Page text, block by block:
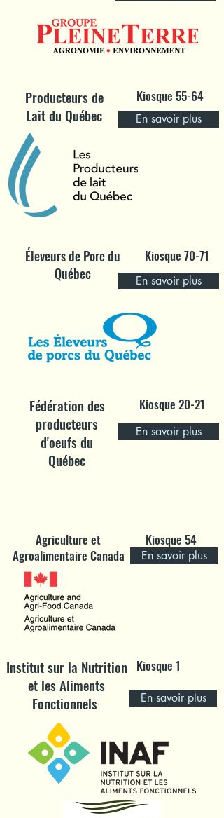
Producteurs de
Lait du Québec
Kiosque 55-64
En savoir plus
Éleveurs de Porc du
Québec
Kiosque 70-71
En savoir plus
Fédération des
producteurs
d'oeufs du
Québec
Kiosque 20-21
En savoir plus
Agriculture et
Agroalimentaire Canada
Kiosque 54
En savoir plus
Institut sur la Nutrition
et les Aliments
Fonctionnels
Kiosque 1
En savoir plus